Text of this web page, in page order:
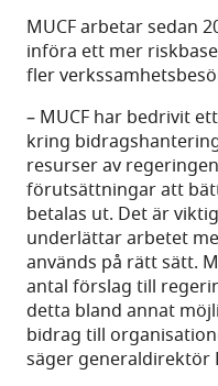
MUCF arbetar sedan
införa ett mer
fler
– MUCF har bedrivit
kring
resurser av
förutsättningar att
betalas ut. Det är
underlättar arbetet
används på rätt sätt.
antal förslag till
detta bland annat
bidrag till
säger generaldirektör